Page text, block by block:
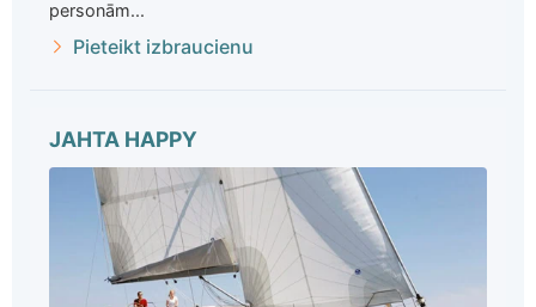
personām...
Pieteikt izbraucienu
JAHTA HAPPY